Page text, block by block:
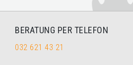
BERATUNG PER TELEFON
032 621 43 21